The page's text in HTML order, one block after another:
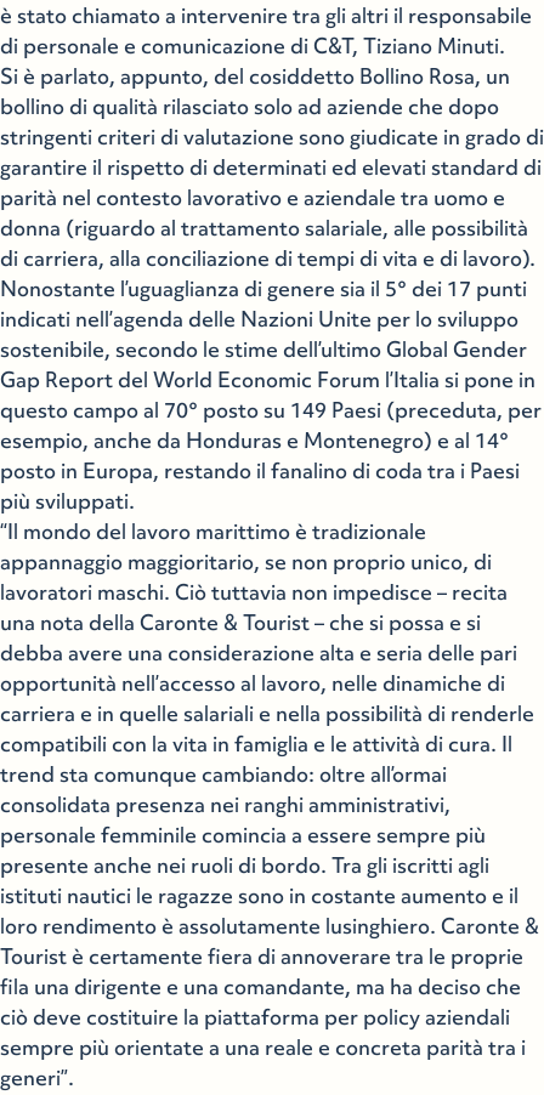
è stato chiamato a intervenire tra gli altri il responsabile
di personale e comunicazione di C&T, Tiziano Minuti.
Si è parlato, appunto, del cosiddetto Bollino Rosa, un
bollino di qualità rilasciato solo ad aziende che dopo
stringenti criteri di valutazione sono giudicate in grado di
garantire il rispetto di determinati ed elevati standard di
parità nel contesto lavorativo e aziendale tra uomo e
donna (riguardo al trattamento salariale, alle possibilità
di carriera, alla conciliazione di tempi di vita e di lavoro).
Nonostante l’uguaglianza di genere sia il 5° dei 17 punti
indicati nell’agenda delle Nazioni Unite per lo sviluppo
sostenibile, secondo le stime dell’ultimo Global Gender
Gap Report del World Economic Forum l’Italia si pone in
questo campo al 70° posto su 149 Paesi (preceduta, per
esempio, anche da Honduras e Montenegro) e al 14°
posto in Europa, restando il fanalino di coda tra i Paesi
più sviluppati.
“Il mondo del lavoro marittimo è tradizionale
appannaggio maggioritario, se non proprio unico, di
lavoratori maschi. Ciò tuttavia non impedisce – recita
una nota della Caronte & Tourist – che si possa e si
debba avere una considerazione alta e seria delle pari
opportunità nell’accesso al lavoro, nelle dinamiche di
carriera e in quelle salariali e nella possibilità di renderle
compatibili con la vita in famiglia e le attività di cura. Il
trend sta comunque cambiando: oltre all’ormai
consolidata presenza nei ranghi amministrativi,
personale femminile comincia a essere sempre più
presente anche nei ruoli di bordo. Tra gli iscritti agli
istituti nautici le ragazze sono in costante aumento e il
loro rendimento è assolutamente lusinghiero. Caronte &
Tourist è certamente fiera di annoverare tra le proprie
fila una dirigente e una comandante, ma ha deciso che
ciò deve costituire la piattaforma per policy aziendali
sempre più orientate a una reale e concreta parità tra i
generi”.